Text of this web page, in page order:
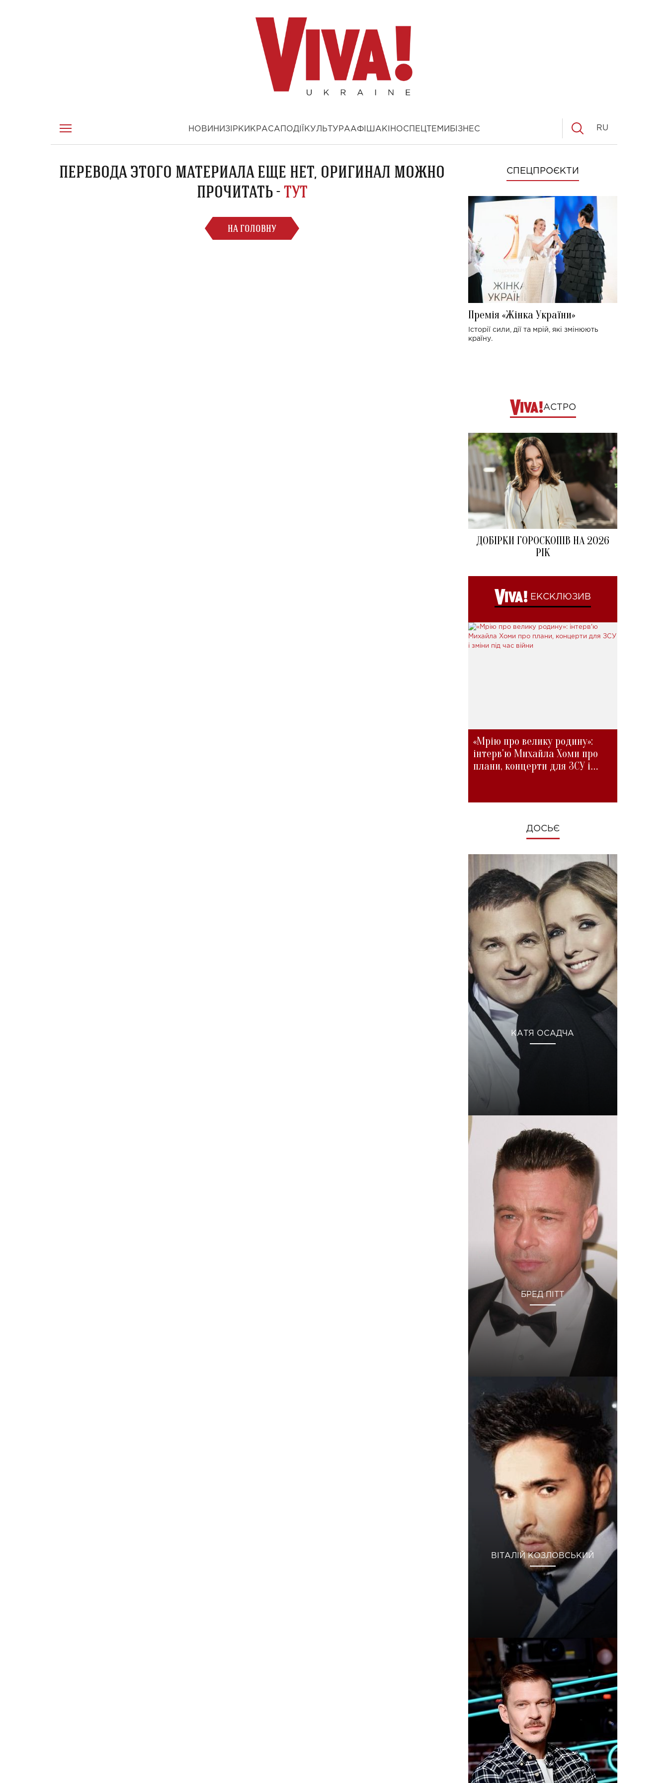
НОВИНИ ЗІРКИ КРАСА ПОДІЇ КУЛЬТУРААФІША КІНОСПЕЦТЕМИ БІЗНЕС RU
ПЕРЕВОДА ЭТОГО МАТЕРИАЛА ЕЩЕ НЕТ, ОРИГИНАЛ МОЖНО
ПРОЧИТАТЬ -ТУТ
НА ГОЛОВНУ
СПЕЦПРОЄКТИ
Премія «Жінка України»
Історії сили, дії та мрій, які змінюють
країну.
АСТРО
ДОБІРКИ ГОРОСКОПІВ НА 2026
РІК
ЕКСКЛЮЗИВ
«Мрію про велику родину»:
інтерв'ю Михайла Хоми про
плани, концерти для ЗСУ і
ДОСЬЄ
КАТЯ ОСАДЧА
БРЕД ПІТТ
ВІТАЛІЙ КОЗЛОВСЬКИЙ